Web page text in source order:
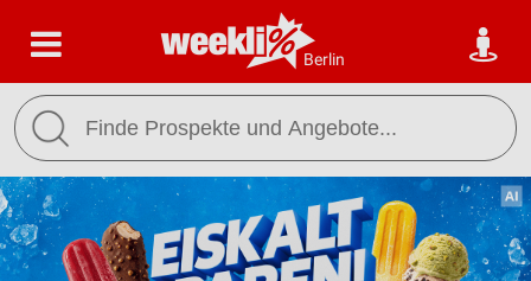
Berlin